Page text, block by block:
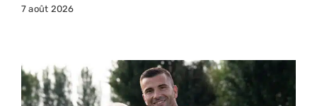
7 août 2026